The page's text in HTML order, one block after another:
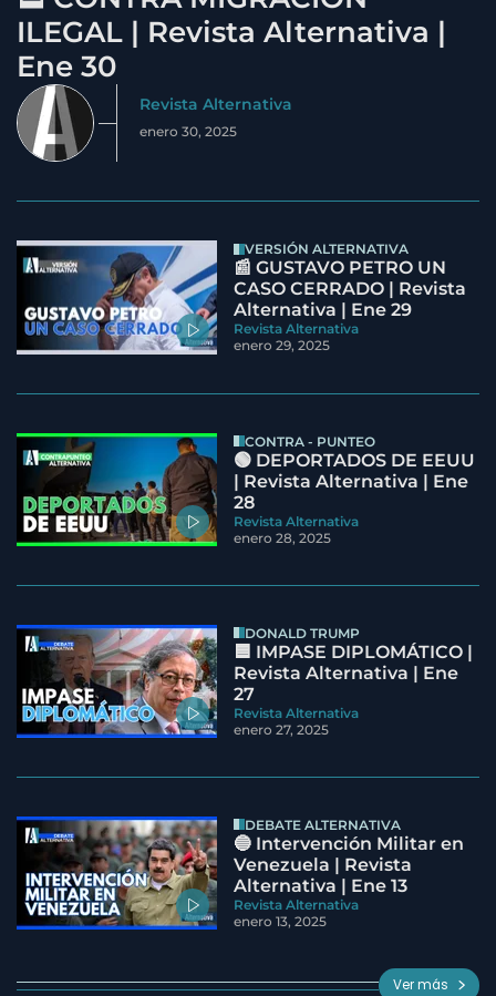
ILEGAL | Revista Alternativa |
Ene 30
Revista Alternativa
enero 30, 2025
VERSIÓN ALTERNATIVA
📰 GUSTAVO PETRO UN
CASO CERRADO | Revista
Alternativa | Ene 29
Revista Alternativa
enero 29, 2025
CONTRA - PUNTEO
🟢 DEPORTADOS DE EEUU
| Revista Alternativa | Ene
28
Revista Alternativa
enero 28, 2025
DONALD TRUMP
🟦 IMPASE DIPLOMÁTICO |
Revista Alternativa | Ene
27
Revista Alternativa
enero 27, 2025
DEBATE ALTERNATIVA
🔵 Intervención Militar en
Venezuela | Revista
Alternativa | Ene 13
Revista Alternativa
enero 13, 2025
Ver más